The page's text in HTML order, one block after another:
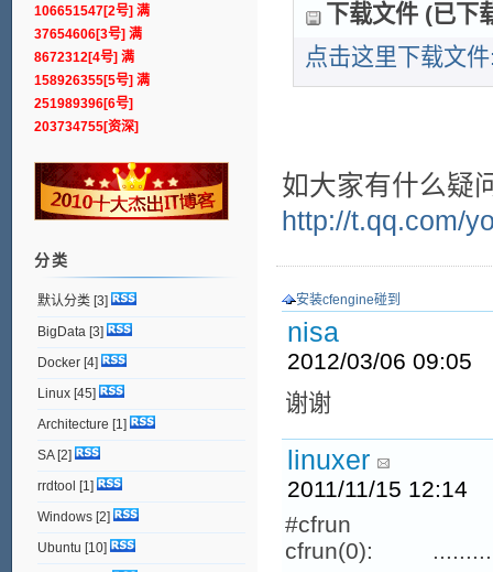
下载文件 (已下
点击这里下载文
如大家有什么疑
http://t.qq.com/
安装cfengine碰到
nisa
2012/03/06 09:05
谢谢
linuxer
2011/11/15 12:14
#cfrun
cfrun(0): .......... [
106651547[2号] 满
37654606[3号] 满
8672312[4号] 满
158926355[5号] 满
251989396[6号]
203734755[资深]
分类
默认分类[3]
BigData [3]
Docker[4]
Linux[45]
Architecture [1]
SA[2]
rrdtool [1]
Windows[2]
Ubuntu [10]